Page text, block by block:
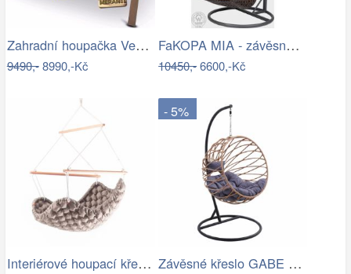
Zahradní houpačka VeGA BAHARA Mdum
9490,-8990,-Kč
FaKOPA MIA - závěsné křeslo z ratanu…
10450,-6600,-Kč
Interiérové houpací křeslo Swingy In…
- 5%
Závěsné křeslo GABE Tempo Kondela